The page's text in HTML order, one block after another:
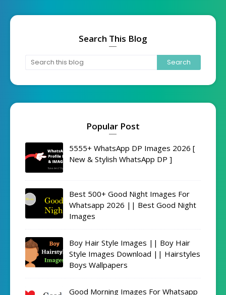
Search This Blog
Popular Post
5555+ WhatsApp DP Images 2026 [
New & Stylish WhatsApp DP ]
Best 500+ Good Night Images For
Whatsapp 2026 || Best Good Night
Images
Boy Hair Style Images || Boy Hair
Style Images Download || Hairstyles
Boys Wallpapers
Good Morning Images For Whatsapp